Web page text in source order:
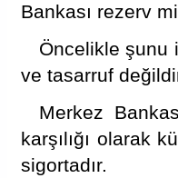
Bankası rezerv
Öncelikle şunu
ve tasarruf
Merkez
karşılığı olarak
sigortadır.